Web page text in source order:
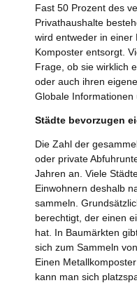
Fast 50 Prozent des
Privathaushalte
wird entweder in einer
Komposter entsorgt.
Frage, ob sie wirklich
oder auch ihren
Globale
Städte bevorzugen
Die Zahl der
oder private
Jahren an. Viele
Einwohnern deshalb
sammeln.
berechtigt, der einen
hat. In Baumärkten
sich zum Sammeln
Einen
kann man sich